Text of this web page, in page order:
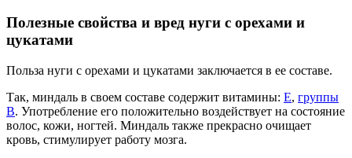
Полезные свойства и вред нуги с орехами и
цукатами
Польза нуги с орехами и цукатами заключается в ее составе.
Так, миндаль в своем составе содержит витамины: Е, группы
В. Употребление его положительно воздействует на состояние
волос, кожи, ногтей. Миндаль также прекрасно очищает
кровь, стимулирует работу мозга.